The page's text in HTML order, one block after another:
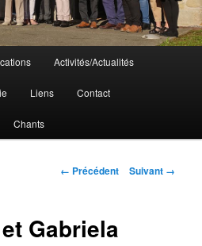
Activités/Actualités
Liens Contact
Chants
Navigation
← Précédent Suivant →
Gabriela